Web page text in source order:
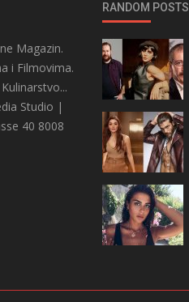
Magazin.
i Filmovima.
Studio |
40 8008
RANDOM POSTS